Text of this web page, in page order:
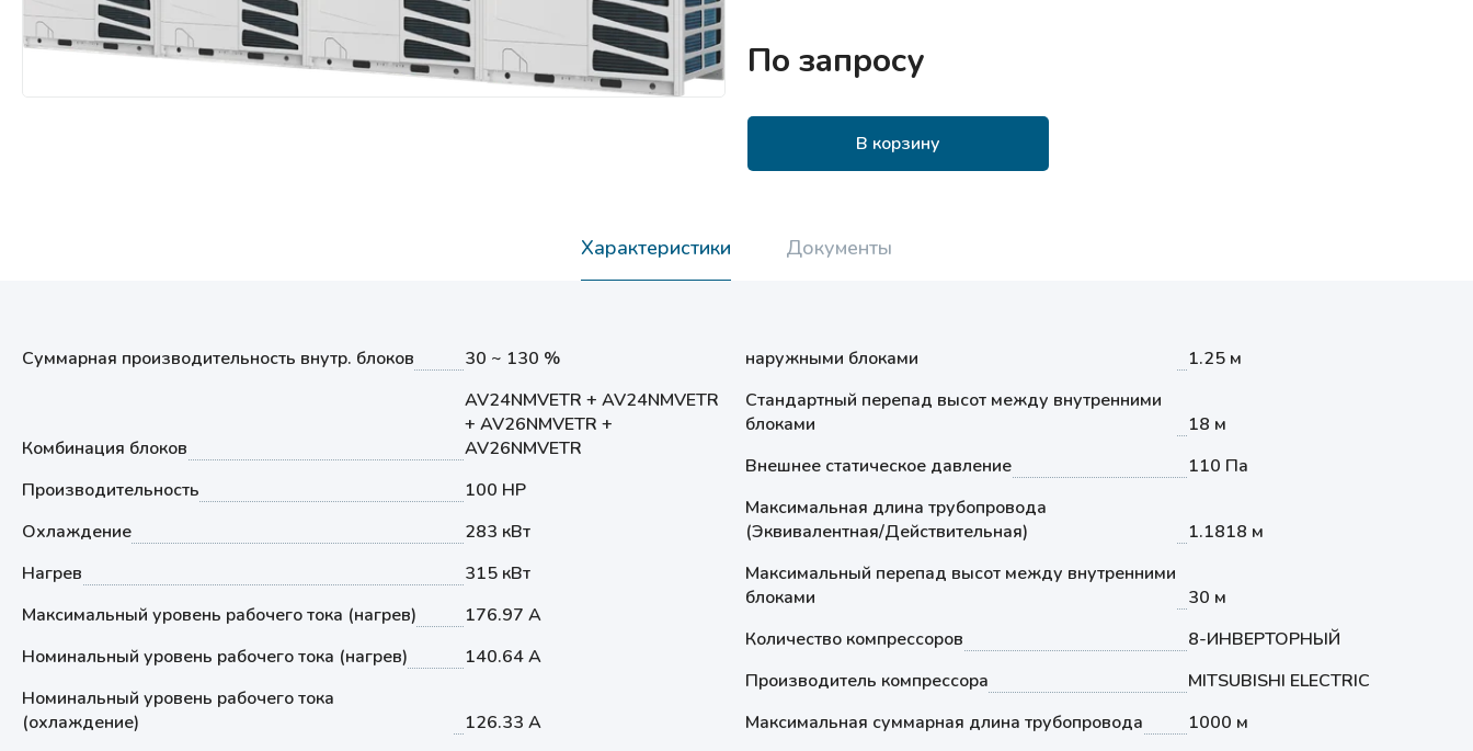
Мультизональные системы
кондиционирования
По запросу
В корзину
Характеристики Документы
Суммарная производительность внутр. блоков 30 ~ 130 %
Комбинация блоков
AV24NMVETR + AV24NMVETR
+ AV26NMVETR +
AV26NMVETR
Производительность
100 HP
Охлаждение
283 кВт
Нагрев
315 кВт
Максимальный уровень рабочего тока (нагрев)
176.97 А
Номинальный уровень рабочего тока (нагрев)
140.64 А
Номинальный уровень рабочего тока
(охлаждение)
126.33 А
наружными блоками
1.25 м
Стандартный перепад высот между внутренними
блоками
18 м
Внешнее статическое давление
110 Па
Максимальная длина трубопровода
(Эквивалентная/Действительная)
1.1818 м
Максимальный перепад высот между внутренними
блоками
30 м
Количество компрессоров
8-ИНВЕРТОРНЫЙ
Производитель компрессора
MITSUBISHI ELECTRIC
Максимальная суммарная длина трубопровода
1000 м